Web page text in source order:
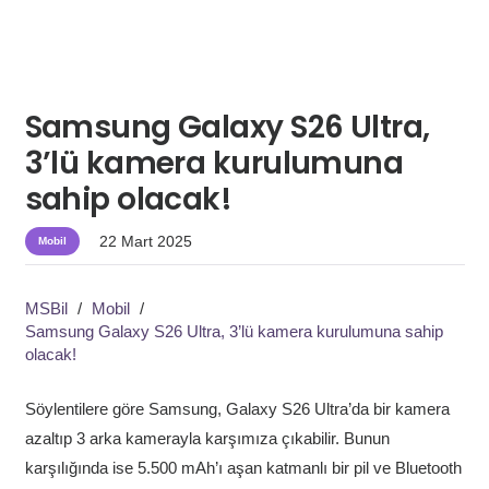
Samsung Galaxy S26 Ultra,
3’lü kamera kurulumuna
sahip olacak!
Mobil 22 Mart 2025
MSBil / Mobil /
Samsung Galaxy S26 Ultra, 3’lü kamera kurulumuna sahip
olacak!
Söylentilere göre Samsung, Galaxy S26 Ultra’da bir kamera
azaltıp 3 arka kamerayla karşımıza çıkabilir. Bunun
karşılığında ise 5.500 mAh’ı aşan katmanlı bir pil ve Bluetooth